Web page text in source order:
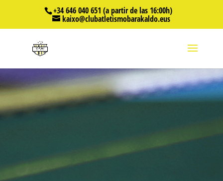
+34 646 040 651 (a partir de las 16:00h)
kaixo@clubatletismobarakaldo.eus